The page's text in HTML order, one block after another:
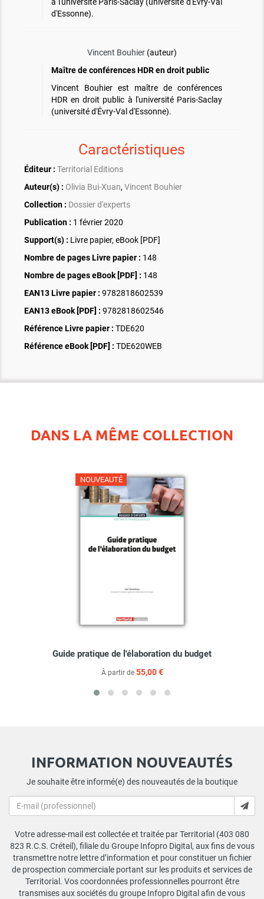
d'Essonne).
Vincent Bouhier(auteur)
Maître de conférences HDR en droit public
Vincent Bouhier est maître de conférences
HDR en droit public à l'université Paris-Saclay
(université d'Évry-Val d'Essonne).
Caractéristiques
Éditeur : Territorial Editions
Auteur(s) : Olivia Bui-Xuan,Vincent Bouhier
Collection : Dossier d'experts
Publication : 1 février 2020
Support(s) : Livre papier, eBook [PDF]
Nombre de pages Livre papier : 148
Nombre de pages eBook [PDF] : 148
EAN13 Livre papier : 9782818602539
EAN13 eBook [PDF] : 9782818602546
Référence Livre papier : TDE620
Référence eBook [PDF] : TDE620WEB
DANS LA MÊME COLLECTION
NOUVEAUTÉ
Guide pratique de l'élaboration du budget
À partir de 55,00 €
INFORMATION NOUVEAUTÉS
Je souhaite être informé(e) des nouveautés de la boutique
Votre adresse-mail est collectée et traitée par Territorial (403 080
823 R.C.S. Créteil), filiale du Groupe Infopro Digital, aux fins de vous
transmettre notre lettre d’information et pour constituer un fichier
de prospection commerciale portant sur les produits et services de
Territorial. Vos coordonnées professionnelles pourront être
transmises aux sociétés du groupe Infopro Digital afin de vous